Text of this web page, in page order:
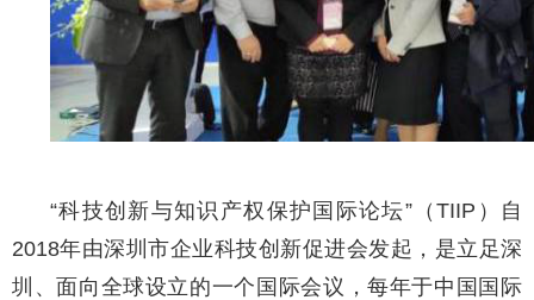
“科技创新与知识产权保护国际论坛”（TIIP）自
2018年由深圳市企业科技创新促进会发起，是立足深
圳、面向全球设立的一个国际会议，每年于中国国际